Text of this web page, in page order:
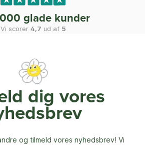
glade kunder
Vi scorer 4,7 ud af 5
dig vores
og tilmeld vores nyhedsbrev! Vi